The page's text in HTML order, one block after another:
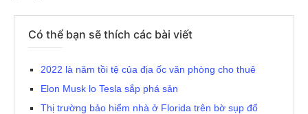
Có thể bạn sẽ thích các bài viết
2022 là năm tồi tệ của địa ốc văn phòng cho thuê
Elon Musk lo Tesla sắp phá sản
Thị trường bảo hiểm nhà ở Florida trên bờ sụp đổ